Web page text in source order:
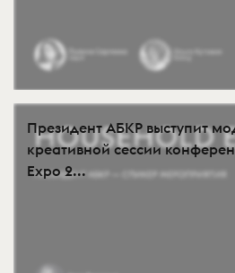
Президент АБКР выступит
креативной сессии
Expo 2...